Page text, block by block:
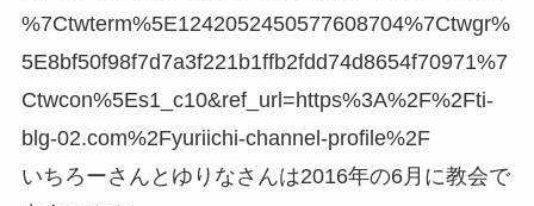
%7Ctwterm%5E1242052450577608704%7Ctwgr%
5E8bf50f98f7d7a3f221b1ffb2fdd74d8654f70971%7
Ctwcon%5Es1_c10&ref_url=https%3A%2F%2Fti-
blg-02.com%2Fyuriichi-channel-profile%2F
いちろーさんとゆりなさんは2016年の6月に教会で